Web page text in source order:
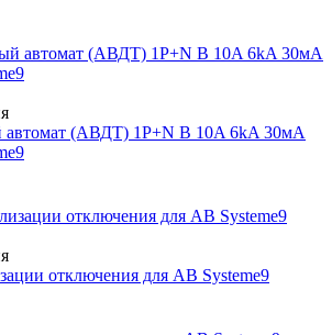
(АВДТ) 1P+N B 10A 6kA 30мА
отключения для АВ Systeme9